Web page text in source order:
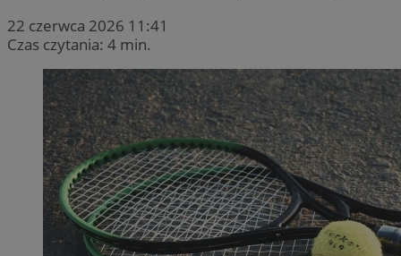
22 czerwca 2026 11:41
Czas czytania: 4 min.